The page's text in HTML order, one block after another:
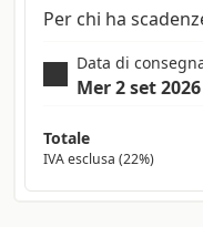
Per chi ha
Data di
Mer 2 set 2026
Totale
IVA esclusa (22%)